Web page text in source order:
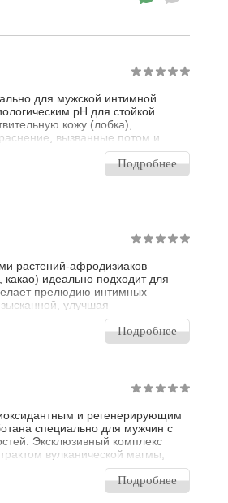
для мужской интимной
pH для стойкой
кожу (лобка),
вызванные потом и
после интимного акта и
оказывает регенерирующее и
соков восточных растений
Подробнее
растений-афродизиаков
идеально подходит для
прелюдию интимных
улучшая
Мужская линия
INTIMATE POWER
магмы, экстракт мака, комплекс
Подробнее
и регенерирующим
специально для мужчин с
Эксклюзивный комплекс
вулканической магмы,
обеспечивает прилив жизненной
и восстанавливающее
Подробнее